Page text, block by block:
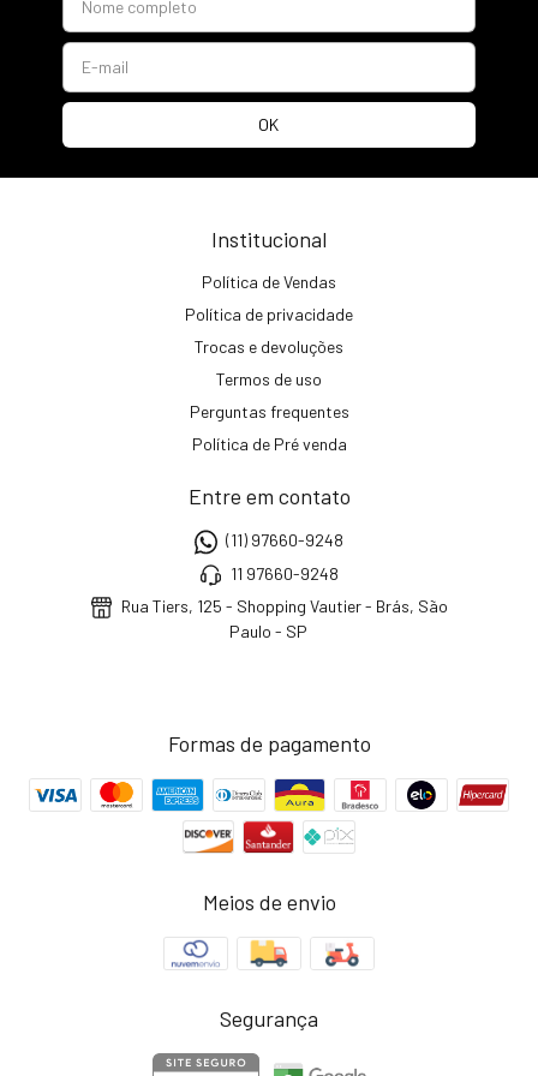
Institucional
Política de Vendas
Política de privacidade
Trocas e devoluções
Termos de uso
Perguntas frequentes
Política de Pré venda
Entre em contato
(11) 97660-9248
11 97660-9248
Rua Tiers, 125 - Shopping Vautier - Brás, São
Paulo - SP
Formas de pagamento
Meios de envio
Segurança